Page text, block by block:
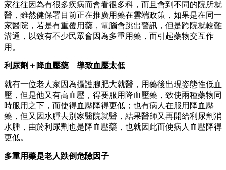
家往往因為有很多疾病而會看很多科，而且會到不同的院所就
醫，雖然健保署目前正在推廣用藥在雲端政策，如果是在同一
家醫院，若是有重覆用藥，電腦會跳出警訊，但是跨院就較難
溝通，以致有不少民眾會因為多重用藥，而引起藥物交互作
用。
利尿劑＋ 降血壓藥 導致血壓太低
就有一位老人家因為攝護腺肥大就醫，用藥後出現姿態性低血
壓，但是他又有高血壓，得要服用降血壓藥，致使兩種藥物同
時服用之下，而使得血壓降得更低；也有病人在服用降血壓
藥，但又因水腫去別家醫院就醫，結果醫師又再開給利尿劑消
水腫，由於利尿劑也是降血壓藥，也就因此而使病人血壓降得
更低。
多重用藥是老人跌倒危險因子